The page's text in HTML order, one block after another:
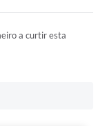
a curtir esta